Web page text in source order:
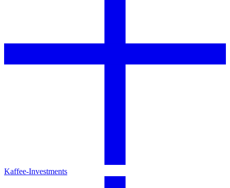
Kaffee-Investments